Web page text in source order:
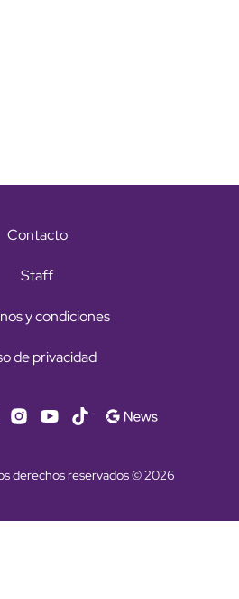
Contacto
Staff
y condiciones
de privacidad
derechos reservados © 2026